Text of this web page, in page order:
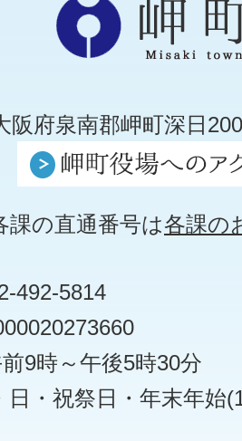
阪府泉南郡岬町深日
課の直通番号は各課の
492-5814
9時～午後5時30分
日・祝祭日・年末年始